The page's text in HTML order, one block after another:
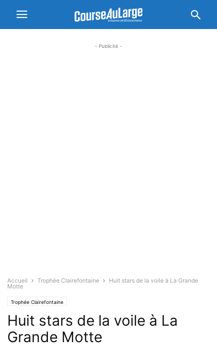
- Publicité -
Accueil Trophée Clairefontaine
Huit stars de la voile à La Grande
Motte
Trophée Clairefontaine
Huit stars de la voile à La
Grande Motte